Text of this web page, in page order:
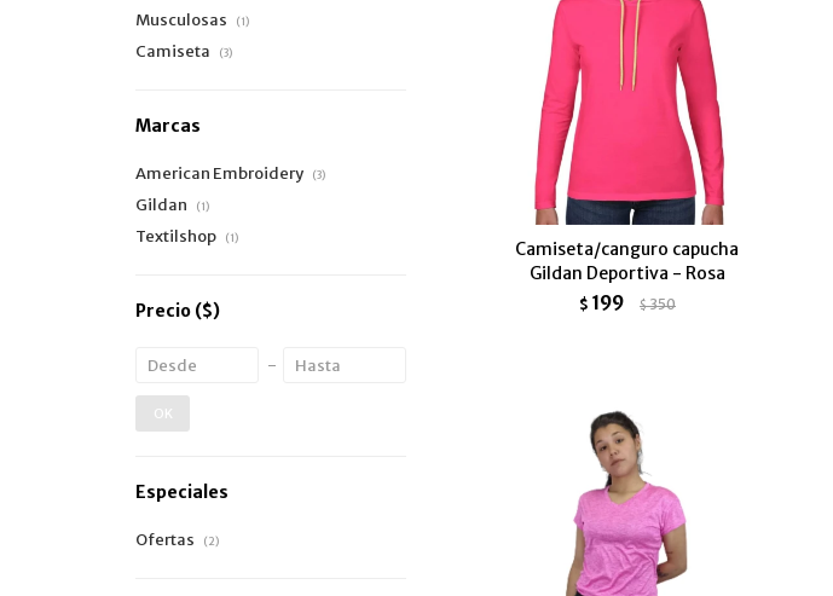
Camiseta/canguro capucha
Gildan Deportiva - Rosa
$ 199 $350
Musculosas (1)
Camiseta (3)
Marcas
American Embroidery (3)
Gildan (1)
Textilshop (1)
Precio ($)
OK
Especiales
Ofertas (2)